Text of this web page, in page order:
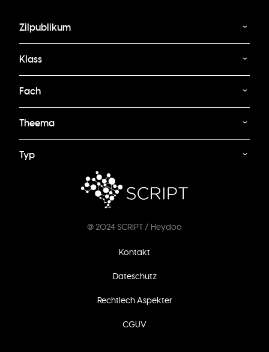
Zilpublikum
Klass
Fach
Theema
Typ
@ 2024 SCRIPT / Heydoo
Kontakt
Dateschutz
Rechtlech Aspekter
CGUV